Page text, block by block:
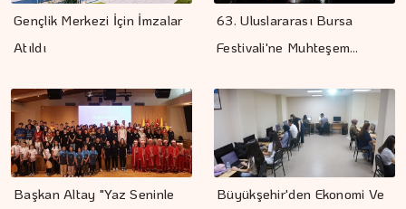
Gençlik Merkezi İçin İmzalar
Atıldı
63. Uluslararası Bursa
Festivali'ne Muhteşem…
Başkan Altay "Yaz Seninle
Büyükşehir'den Ekonomi Ve